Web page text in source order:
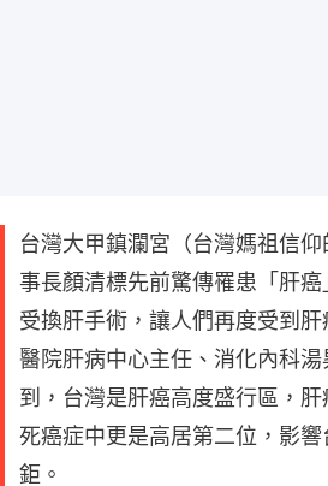
台灣大甲鎮瀾宮（台灣媽祖信
事長顏清標先前驚傳罹患「肝
受換肝手術，讓人們再度受到
醫院肝病中心主任、消化內科
到，台灣是肝癌高度盛行區，
死癌症中更是高居第二位，影
鉅。